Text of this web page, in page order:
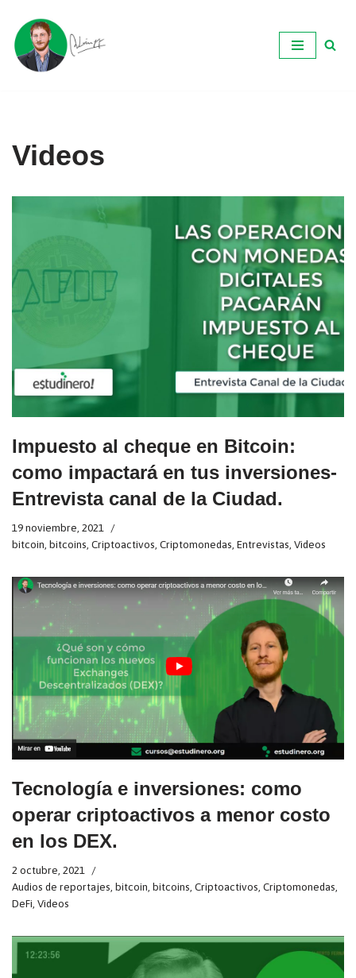
Ir
al
Videos
Impuesto al cheque en Bitcoin:
como impactará en tus inversiones-
Entrevista canal de la Ciudad.
19 noviembre, 2021
bitcoin, bitcoins, Criptoactivos, Criptomonedas, Entrevistas, Videos
Tecnología e inversiones: como
operar criptoactivos a menor costo
en los DEX.
2 octubre, 2021
Audios de reportajes bitcoin bitcoins Criptoactivos Criptomonedas
DeFi Videos